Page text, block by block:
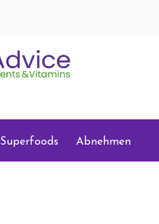
Superfoods Abnehmen